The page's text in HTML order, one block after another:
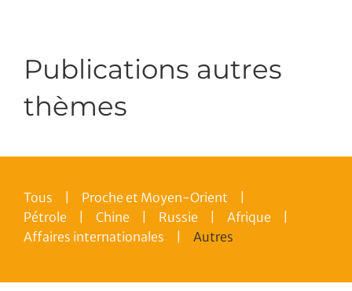
Publications autres
thèmes
Tous
Proche et Moyen-Orient
Pétrole
Chine Russie
Afrique
Affaires internationales
Autres